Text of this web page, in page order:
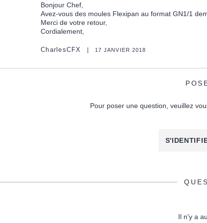
Bonjour Chef,
Avez-vous des moules Flexipan au format GN1/1
Merci de votre retour,
Cordialement,
CharlesCFX 17 JANVIER 2018
Pour poser une question, veuillez
Il n'y a